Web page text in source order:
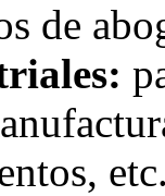
de